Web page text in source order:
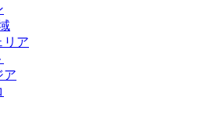
リア
ア